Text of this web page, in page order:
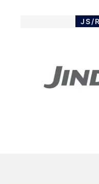
JS/